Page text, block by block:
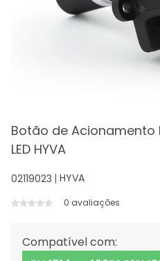
Botão de
LED HYVA
02119023 HYVA
0 avaliações
Compatível com: